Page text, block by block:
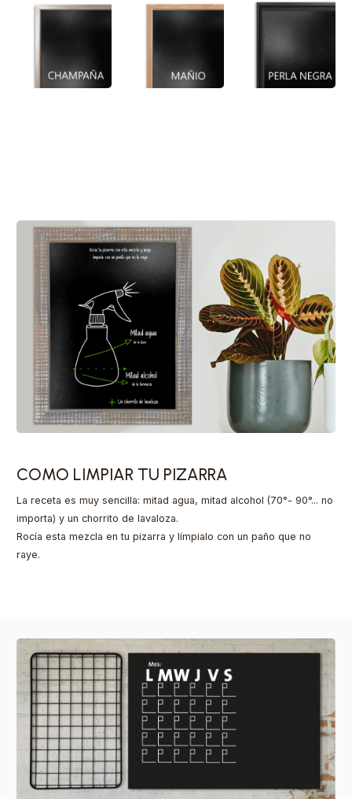
COMO LIMPIAR TU PIZARRA
La receta es muy sencilla: mitad agua, mitad alcohol (70°- 90°... no
importa) y un chorrito de lavaloza.
Rocía esta mezcla en tu pizarra y límpialo con un paño que no
raye.